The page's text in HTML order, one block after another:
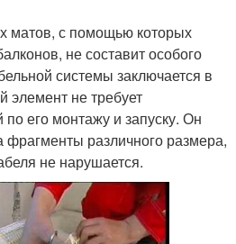
матов, с помощью которых
не составит особого
системы заключается в
элемент не требует
его монтажу и запуску. Он
фрагменты различного размера,
не нарушается.